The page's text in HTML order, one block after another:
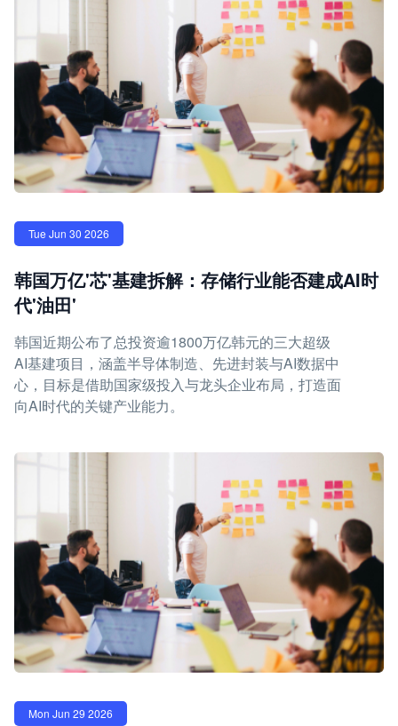
Tue Jun 30 2026
韩国万亿'芯'基建拆解：存储行业能否建成AI时
代'油田'
韩国近期公布了总投资逾1800万亿韩元的三大超级
AI基建项目，涵盖半导体制造、先进封装与AI数据中
心，目标是借助国家级投入与龙头企业布局，打造面
向AI时代的关键产业能力。
Mon Jun 29 2026